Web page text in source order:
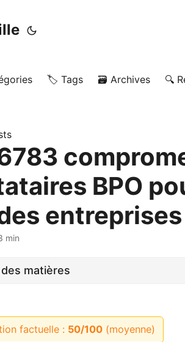
🏷️ Tags 🗃️ Archives 🔍
BPO
min
matières
factuelle : 50/100(moyenne)